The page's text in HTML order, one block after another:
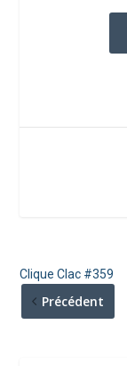
Clique Clac #359
Précédent